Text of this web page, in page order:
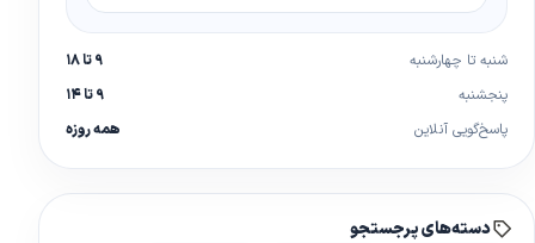
شنبه تا چهارشنبه
۹ تا ۱۸
پنجشنبه
۹ تا ۱۴
پاسخ‌گویی آنلاین
همه روزه
دسته‌های پرجستجو